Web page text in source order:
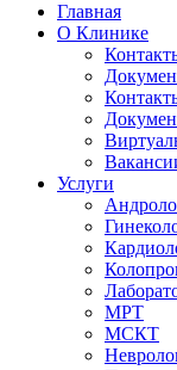
Главная
О Клинике
Услуги
МРТ
МСКТ